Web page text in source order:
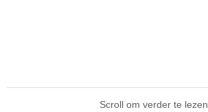
Scroll om verder te lezen